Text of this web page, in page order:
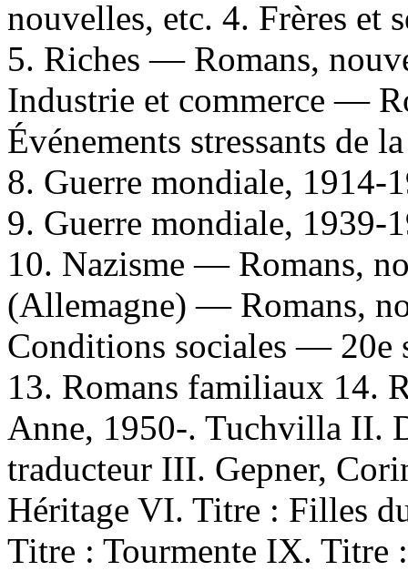
nouvelles, etc. 4. Frères
5. Riches — Romans,
Industrie et commerce —
Événements stressants de
8. Guerre mondiale,
9. Guerre mondiale,
10. Nazisme — Romans,
(Allemagne) — Romans,
Conditions sociales — 20e
13. Romans familiaux 14.
Anne, 1950-. Tuchvilla II.
traducteur III. Gepner,
Héritage VI. Titre : Filles
Titre : Tourmente IX. Titre